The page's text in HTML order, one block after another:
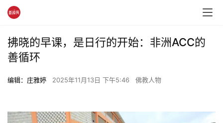
拂晓的早课，是日行的开始：非洲ACC的
善循环
编辑：庄雅婷 2025年11月13日 下午5:46 佛教人物